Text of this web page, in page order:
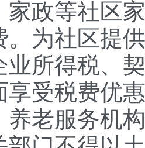
家政等社区
。为社区提
业所得税、
享受税费优
养老服务机